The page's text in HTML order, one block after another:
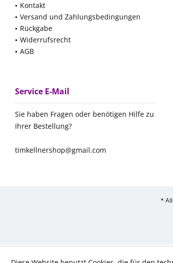
Kontakt
Versand und Zahlungsbedingungen
Rückgabe
Widerrufsrecht
AGB
Service E-Mail
Sie haben Fragen oder benötigen Hilfe zu
Ihrer Bestellung?
timkellnershop@gmail.com
*